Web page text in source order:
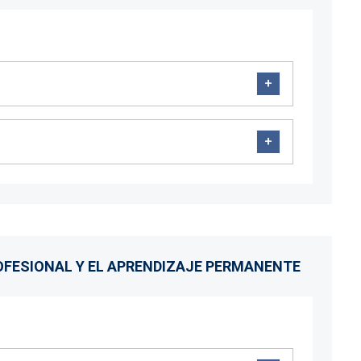
Y EL APRENDIZAJE PERMANENTE